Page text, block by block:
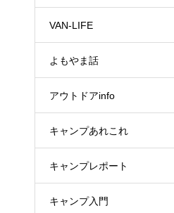
VAN-LIFE
よもやま話
アウトドアinfo
キャンプあれこれ
キャンプレポート
キャンプ入門